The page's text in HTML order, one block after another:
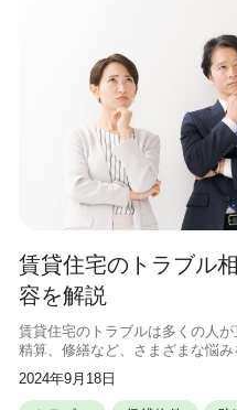
賃貸住宅のトラブル
容を解説
賃貸住宅のトラブルは多くの人
精算、修繕など、さまざまな悩
の記事では、賃貸住宅のトラブ
な相談内容を詳しく解説します。
2024年9月18日